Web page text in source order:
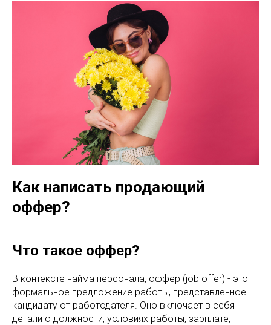
Как написать продающий
оффер?
Что такое оффер?
В контексте найма персонала, оффер (job offer) - это
формальное предложение работы, представленное
кандидату от работодателя. Оно включает в себя
детали о должности, условиях работы, зарплате,